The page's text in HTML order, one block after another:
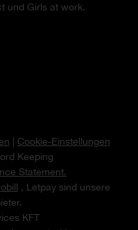
und Girls at work.
| Cookie-Einstellungen
Keeping
Statement.
, Letpay sind unsere
KFT